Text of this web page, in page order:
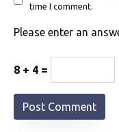
time I comment.
Please enter an
8 + 4 =